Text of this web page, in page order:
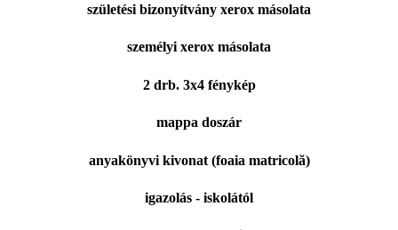
születési bizonyítvány xerox másolata
személyi xerox másolata
2 drb. 3x4 fénykép
mappa doszár
anyakönyvi kivonat (foaia matricolă)
igazolás - iskolától